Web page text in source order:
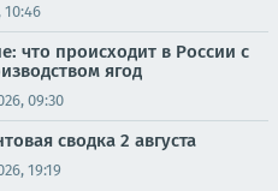
10:46
что происходит в России с
ягод
09:30
сводка 2 августа
19:19